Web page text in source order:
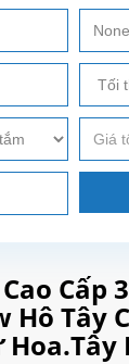
Cấp
Hô Tây